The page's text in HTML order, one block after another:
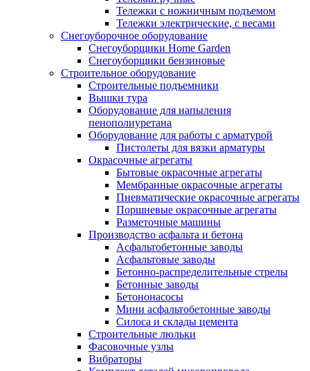
Тележки с ножничным подъемом
Тележки электрические, с весами
Снегоуборочное оборудование
Снегоуборщики Home Garden
Снегоуборщики бензиновые
Строительное оборудование
Cтроительные подъемники
Вышки тура
Оборудование для напыления
пенополиуретана
Оборудование для работы с арматурой
Пистолеты для вязки арматуры
Окрасочные агрегаты
Бытовые окрасочные агрегаты
Мембранные окрасочные агрегаты
Пневматические окрасочные агрегаты
Поршневые окрасочные агрегаты
Разметочные машины
Производство асфальта и бетона
Асфальтобетонные заводы
Асфальтовые заводы
Бетонно-распределительные стрелы
Бетонные заводы
Бетононасосы
Мини асфальтобетонные заводы
Силоса и склады цемента
Строительные люльки
Фасовочные узлы
Вибраторы